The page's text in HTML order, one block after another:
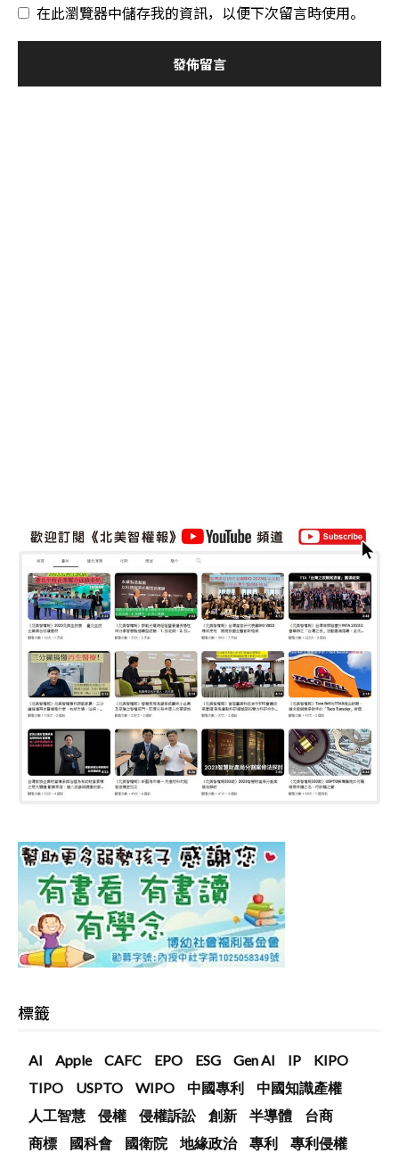
在此瀏覽器中儲存我的資訊，以便下次留言時使用。
標籤
AI Apple CAFC EPO ESG Gen AI IP
KIPO
TIPO
USPTO WIPO 中國專利
中國知識產權
人工智慧
侵權 侵權訴訟 創新 半導體
台商
商標
國科會 國衛院 地緣政治 專利 專利侵權